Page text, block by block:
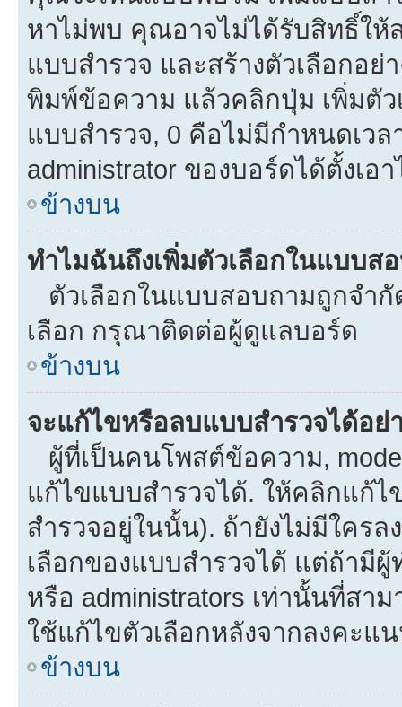
หาไม่พบ คุณอาจไม่ได้รับสิทธิ์ให้
แบบสำรวจ และสร้างตัวเลือกอย่
พิมพ์ข้อความ แล้วคลิกปุ่ม เพิ่มตั
แบบสำรวจ, 0 คือไม่มีกำหนดเว
administrator ของบอร์ดได้ตั้งเอา
ข้างบน
ทำไมฉันถึงเพิ่มตัวเลือกในแบบส
ตัวเลือกในแบบสอบถามถูกจำ
เลือก กรุณาติดต่อผู้ดูแลบอร์ด
ข้างบน
จะแก้ไขหรือลบแบบสำรวจได้อย่
ผู้ที่เป็นคนโพสต์ข้อความ,
แก้ไขแบบสำรวจได้. ให้คลิกแก้
สำรวจอยู่ในนั้น). ถ้ายังไม่มีใคร
เลือกของแบบสำรวจได้ แต่ถ้ามีผู้
หรือ administrators เท่านั้นที่สา
ใช้แก้ไขตัวเลือกหลังจากลงคะแ
ข้างบน